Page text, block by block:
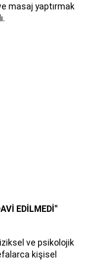
masaj yaptırmak
EDİLMEDİ"
ve psikolojik
kişisel